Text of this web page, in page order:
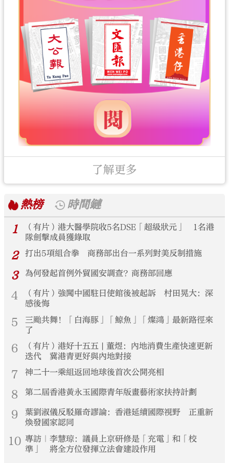
了解更多
熱榜
時間鏈
1
（有片）港大醫學院收5名DSE「超級狀元」 1名港
隊劍擊成員獲錄取
2 打出5項組合拳 商務部出台一系列對美反制措施
3 為何發起首例外貿國安調查？商務部回應
4
（有片）強闖中國駐日使館後被起訴 村田晃大：深
感後悔
5
三颱共舞！「白海豚」「鯨魚」「燦鴻」最新路徑來
了
6
（有片）港好十五五 | 董煜：內地消費生產快速更新
迭代 冀港青更好與內地對接
7 神二十一乘組返回地球後首次公開亮相
8 第二屆香港黃永玉國際青年版畫藝術家扶持計劃
9
葉劉淑儀反駁羅奇謬論：香港延續國際視野 正重新
煥發國家認同
10 專訪｜李慧琼：議員上京研修是「充電」和「校
準」 將全方位發揮立法會建設作用